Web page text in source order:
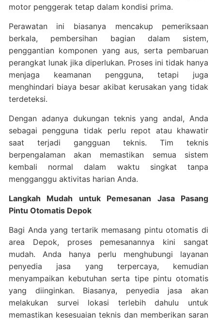
motor penggerak tetap dalam kondisi prima.
Perawatan ini biasanya mencakup pemeriksaan
berkala, pembersihan bagian dalam sistem,
penggantian komponen yang aus, serta pembaruan
perangkat lunak jika diperlukan. Proses ini tidak hanya
menjaga keamanan pengguna, tetapi juga
menghindari biaya besar akibat kerusakan yang tidak
terdeteksi.
Dengan adanya dukungan teknis yang andal, Anda
sebagai pengguna tidak perlu repot atau khawatir
saat terjadi gangguan teknis. Tim teknis
berpengalaman akan memastikan semua sistem
kembali normal dalam waktu singkat tanpa
mengganggu aktivitas harian Anda.
Langkah Mudah untuk Pemesanan Jasa Pasang
Pintu Otomatis Depok
Bagi Anda yang tertarik memasang pintu otomatis di
area Depok, proses pemesanannya kini sangat
mudah. Anda hanya perlu menghubungi layanan
penyedia jasa yang terpercaya, kemudian
menyampaikan kebutuhan serta tipe pintu otomatis
yang diinginkan. Biasanya, penyedia jasa akan
melakukan survei lokasi terlebih dahulu untuk
memastikan kesesuaian teknis dan memberikan saran